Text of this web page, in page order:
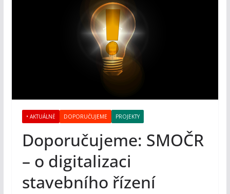
• AKTUÁLNĚ DOPORUČUJEME PROJEKTY
Doporučujeme: SMOČR
– o digitalizaci
stavebního řízení